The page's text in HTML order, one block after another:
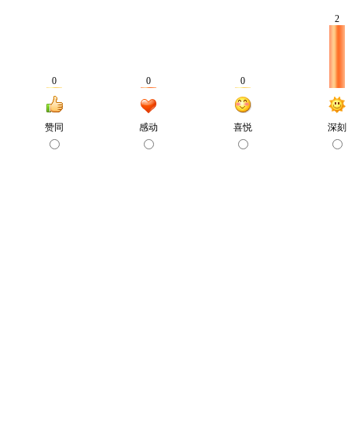
0
赞同
0
感动
0
喜悦
2
深刻